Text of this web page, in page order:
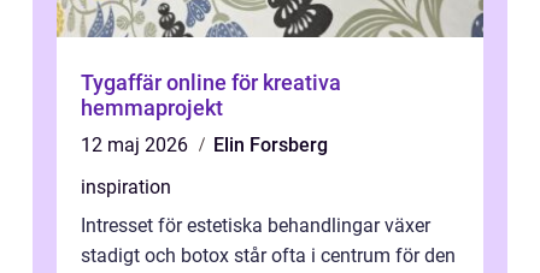
Tygaffär online för kreativa
hemmaprojekt
12 maj 2026
Elin Forsberg
inspiration
Intresset för estetiska behandlingar växer
stadigt och botox står ofta i centrum för den